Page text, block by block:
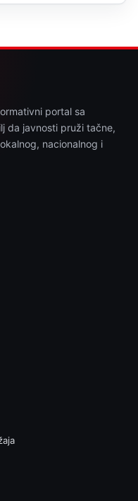
portal sa
da javnosti pruži tačne,
nacionalnog i